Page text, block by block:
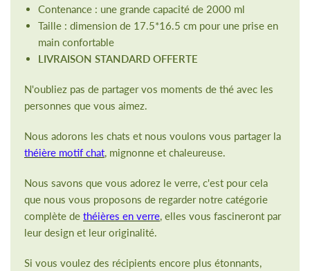
Contenance : une grande capacité de 2000 ml
Taille : dimension de 17.5*16.5 cm pour une prise en
main confortable
LIVRAISON STANDARD OFFERTE
N'oubliez pas de partager vos moments de thé avec les
personnes que vous aimez.
Nous adorons les chats et nous voulons vous partager la
théière motif chat, mignonne et chaleureuse.
Nous savons que vous adorez le verre, c'est pour cela
que nous vous proposons de regarder notre catégorie
complète dethéières en verre, elles vous fascineront par
leur design et leur originalité.
Si vous voulez des récipients encore plus étonnants,